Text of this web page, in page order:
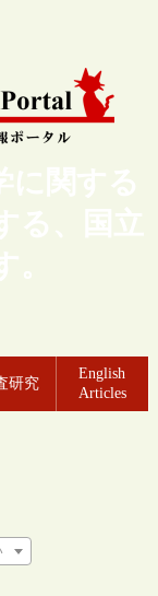
に関する
る、国立
研究
English
Articles